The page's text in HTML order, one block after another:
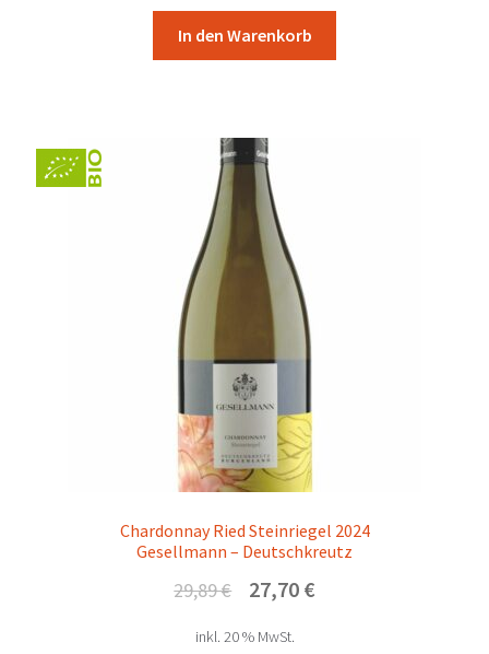
In den Warenkorb
Chardonnay Ried Steinriegel 2024
Gesellmann – Deutschkreutz
29,89€
Ursprünglicher
war:
27,70 €Aktueller
inkl. 20 % MwSt.